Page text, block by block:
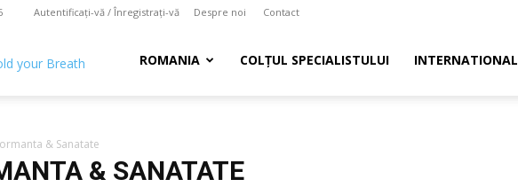
Autentificați-vă / Înregistrați-vă Despre noi Contact
ROMANIA COLȚUL SPECIALISTULUI INTERNATIONAL
& Sanatate
& SANATATE